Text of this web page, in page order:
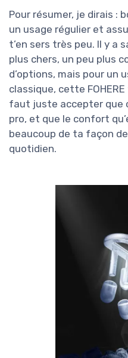
Pour résumer, je dirais :
un usage régulier et
t’en sers très peu. Il y a
plus chers, un peu plus
d’options, mais pour un
classique, cette
faut juste accepter que
pro, et que le confort
beaucoup de ta façon
quotidien.